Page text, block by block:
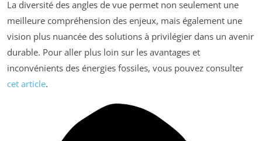
La diversité des angles de vue permet non seulement une
meilleure compréhension des enjeux, mais également une
vision plus nuancée des solutions à privilégier dans un avenir
durable. Pour aller plus loin sur les avantages et
inconvénients des énergies fossiles, vous pouvez consulter
cet article.